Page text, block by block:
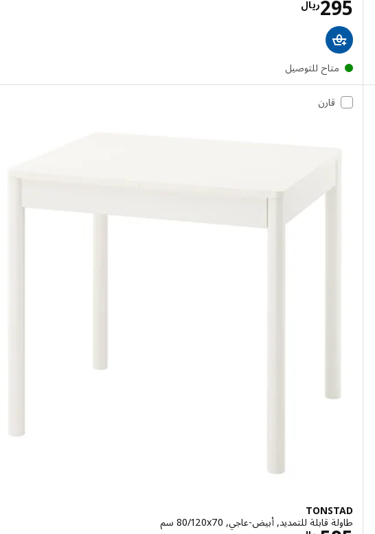
ريال295 الاسعار ريال 295
متاح للتوصيل
قارن
TONSTAD
طاولة قابلة للتمديد, أبيض-عاجي, ‎80/120x70 سم‏